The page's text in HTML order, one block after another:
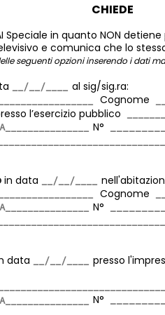
CHIEDE
Speciale in quanto NON
e comunica che lo
seguenti opzioni inserendo i dati
al sig/sig.ra:
Cognome
l’esercizio pubblico
N°
in data
Cognome
N°
data
presso
N°